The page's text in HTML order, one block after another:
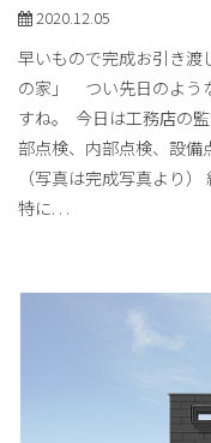
2020.12.05
早いもので完成お引き渡
の家」 つい先日のよう
すね。 今日は工務店の
部点検、内部点検、設備
（写真は完成写真より
特に. . .